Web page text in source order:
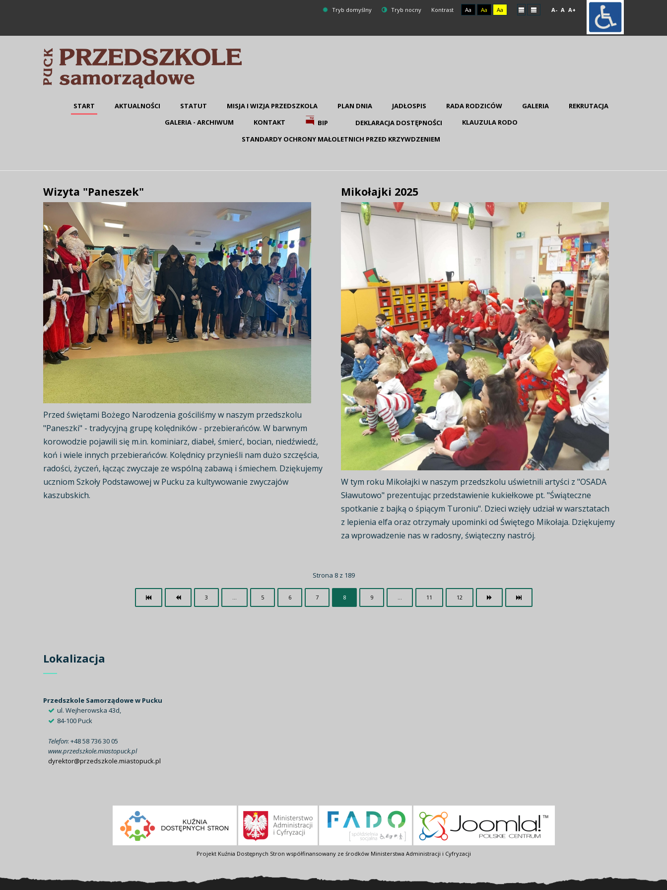
Tryb domyślny Tryb nocny Kontrast Aa Aa Aa A- A A+
START AKTUALNOŚCI STATUT MISJA I WIZJA PRZEDSZKOLA PLAN DNIA JADŁOSPIS RADA RODZICÓW GALERIA
REKRUTACJA
GALERIA - ARCHIWUM
KONTAKT BIP DEKLARACJA DOSTĘPNOŚCI
KLAUZULA RODO
STANDARDY OCHRONY MAŁOLETNICH PRZED KRZYWDZENIEM
Wizyta "Paneszek"
Przed świętami Bożego Narodzenia gościliśmy w naszym przedszkolu
"Paneszki" - tradycyjną grupę kolędników - przebierańców. W barwnym
korowodzie pojawili się m.in. kominiarz, diabeł, śmierć, bocian, niedźwiedź,
koń i wiele innych przebierańców. Kolędnicy przynieśli nam dużo szczęścia,
radości, życzeń, łącząc zwyczaje ze wspólną zabawą i śmiechem. Dziękujemy
uczniom Szkoły Podstawowej w Pucku za kultywowanie zwyczajów
kaszubskich.
Mikołajki 2025
W tym roku Mikołajki w naszym przedszkolu uświetnili artyści z "OSADA
Sławutowo" prezentując przedstawienie kukiełkowe pt. "Świąteczne
spotkanie z bajką o śpiącym Turoniu". Dzieci wzięły udział w warsztatach
z lepienia elfa oraz otrzymały upominki od Świętego Mikołaja. Dziękujemy
za wprowadzenie nas w radosny, świąteczny nastrój.
Strona 8 z 189
3 ... 5 6 7 8 9 ... 11 12
Lokalizacja
Przedszkole Samorządowe w Pucku
ul. Wejherowska 43d,
84-100 Puck
Telefon: +48 58 736 30 05
www.przedszkole.miastopuck.pl
dyrektor@przedszkole.miastopuck.pl
Projekt Kuźnia Dostępnych Stron współfinansowany ze środków Ministerstwa Administracji i Cyfryzacji